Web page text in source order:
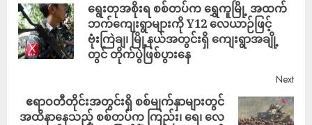
ရွေးတုအစိုးရ စစ်တပ်က ရွှေကူမြို့ အထက်
ဘက်ကျေးရွာများကို Y12 လေယာဉ်ဖြင့်
ဗုံးကြဲချ၊ မြို့နယ်အတွင်းရှိ ကျေးရွာအချို့
တွင် တိုက်ပွဲဖြစ်ပွားနေ
Next
ဧရာဝတီတိုင်းအတွင်းရှိ စစ်မျက်နှာများတွင်
အထိနာနေသည့် စစ်တပ်က ကြည်း၊ ရေ၊ လေ